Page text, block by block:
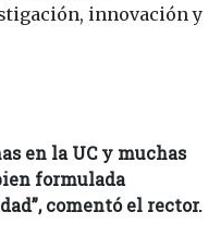
innovación y
en la UC y muchas
formulada
comentó el rector.